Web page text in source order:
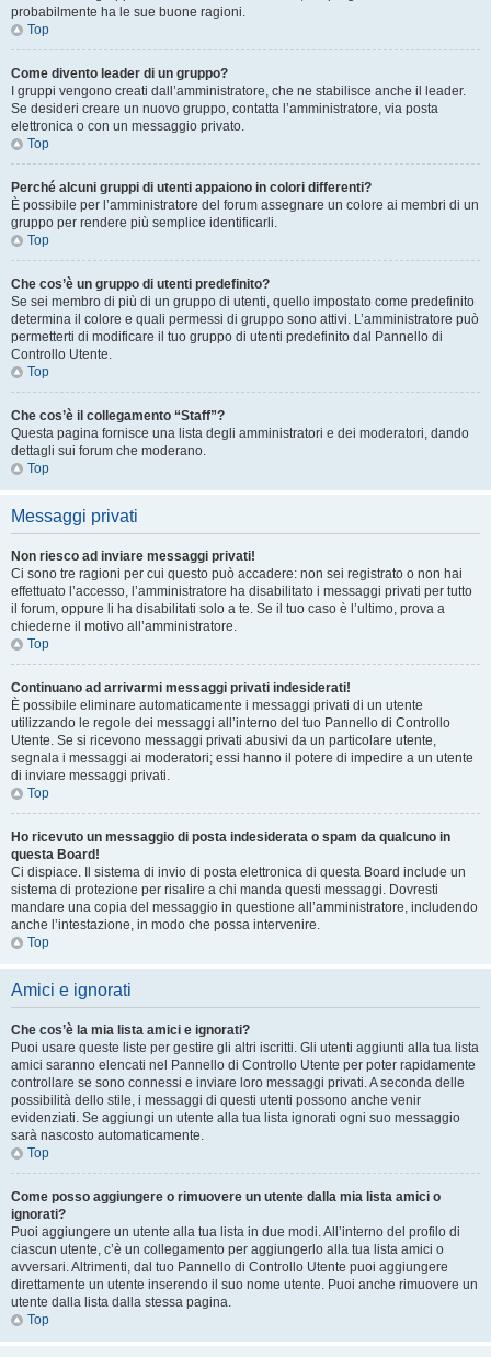
probabilmente ha le sue buone ragioni.
Top
Come divento leader di un gruppo?
I gruppi vengono creati dall’amministratore, che ne stabilisce anche il leader.
Se desideri creare un nuovo gruppo, contatta l’amministratore, via posta
elettronica o con un messaggio privato.
Top
Perché alcuni gruppi di utenti appaiono in colori differenti?
È possibile per l’amministratore del forum assegnare un colore ai membri di un
gruppo per rendere più semplice identificarli.
Top
Che cos’è un gruppo di utenti predefinito?
Se sei membro di più di un gruppo di utenti, quello impostato come predefinito
determina il colore e quali permessi di gruppo sono attivi. L’amministratore può
permetterti di modificare il tuo gruppo di utenti predefinito dal Pannello di
Controllo Utente.
Top
Che cos’è il collegamento “Staff”?
Questa pagina fornisce una lista degli amministratori e dei moderatori, dando
dettagli sui forum che moderano.
Top
Messaggi privati
Non riesco ad inviare messaggi privati!
Ci sono tre ragioni per cui questo può accadere: non sei registrato o non hai
effettuato l’accesso, l’amministratore ha disabilitato i messaggi privati per tutto
il forum, oppure li ha disabilitati solo a te. Se il tuo caso è l’ultimo, prova a
chiederne il motivo all’amministratore.
Top
Continuano ad arrivarmi messaggi privati indesiderati!
È possibile eliminare automaticamente i messaggi privati ​​di un utente
utilizzando le regole dei messaggi all’interno del tuo Pannello di Controllo
Utente. Se si ricevono messaggi privati ​​abusivi da un particolare utente,
segnala i messaggi ai moderatori; essi hanno il potere di impedire a un utente
di inviare messaggi privati​​.
Top
Ho ricevuto un messaggio di posta indesiderata o spam da qualcuno in
questa Board!
Ci dispiace. Il sistema di invio di posta elettronica di questa Board include un
sistema di protezione per risalire a chi manda questi messaggi. Dovresti
mandare una copia del messaggio in questione all’amministratore, includendo
anche l’intestazione, in modo che possa intervenire.
Top
Amici e ignorati
Che cos’è la mia lista amici e ignorati?
Puoi usare queste liste per gestire gli altri iscritti. Gli utenti aggiunti alla tua lista
amici saranno elencati nel Pannello di Controllo Utente per poter rapidamente
controllare se sono connessi e inviare loro messaggi privati. A seconda delle
possibilità dello stile, i messaggi di questi utenti possono anche venir
evidenziati. Se aggiungi un utente alla tua lista ignorati ogni suo messaggio
sarà nascosto automaticamente.
Top
Come posso aggiungere o rimuovere un utente dalla mia lista amici o
ignorati?
Puoi aggiungere un utente alla tua lista in due modi. All’interno del profilo di
ciascun utente, c’è un collegamento per aggiungerlo alla tua lista amici o
avversari. Altrimenti, dal tuo Pannello di Controllo Utente puoi aggiungere
direttamente un utente inserendo il suo nome utente. Puoi anche rimuovere un
utente dalla lista dalla stessa pagina.
Top